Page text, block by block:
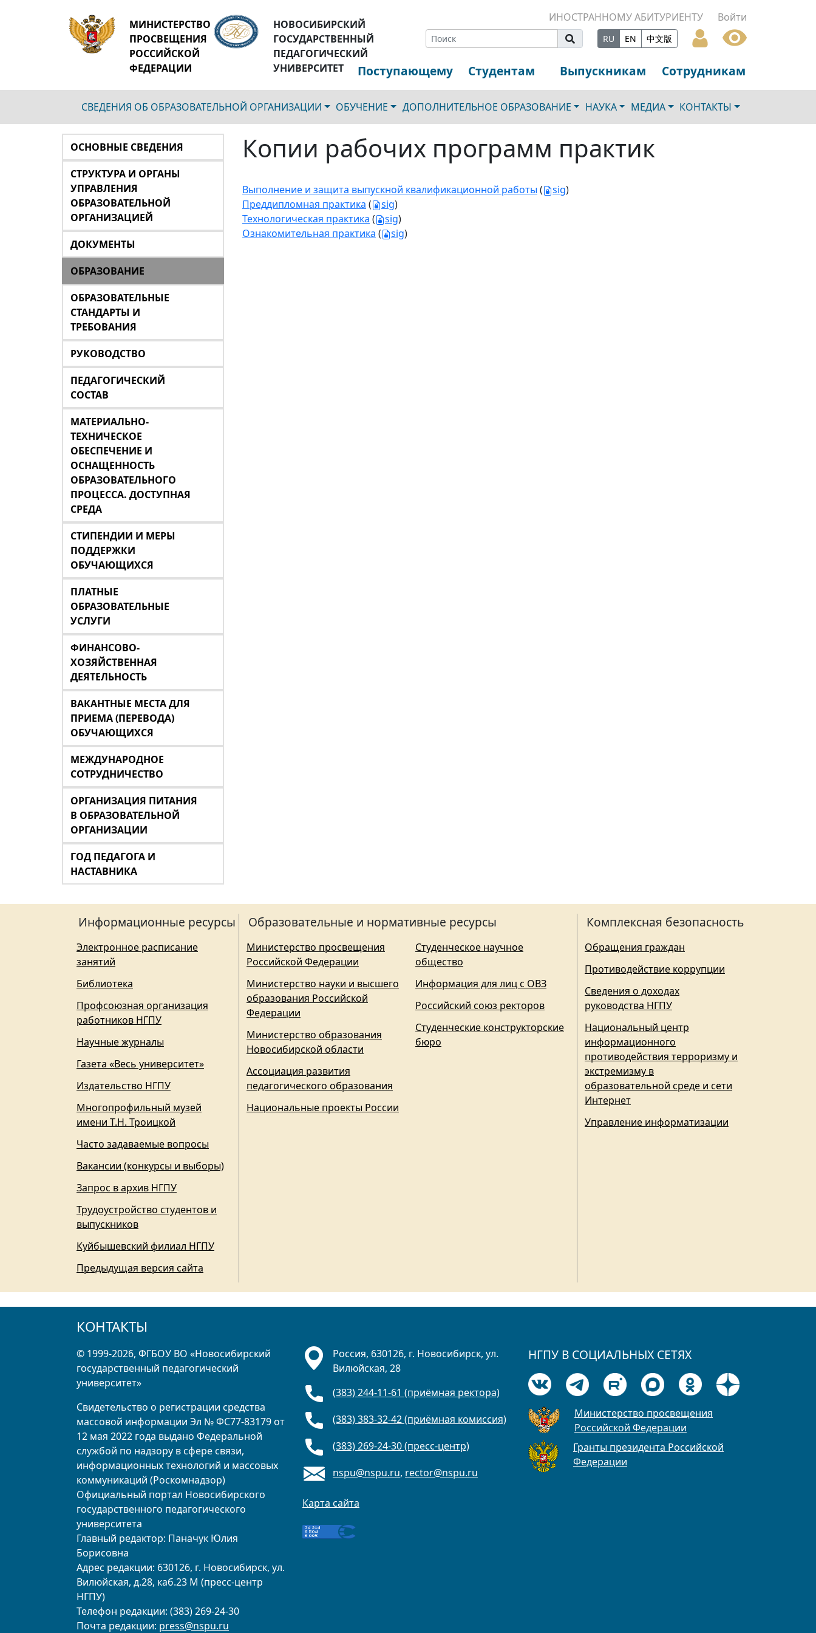
МИНИСТЕРСТВО
ПРОСВЕЩЕНИЯ
РОССИЙСКОЙ
ФЕДЕРАЦИИ
НОВОСИБИРСКИЙ
ГОСУДАРСТВЕННЫЙ
ПЕДАГОГИЧЕСКИЙ
УНИВЕРСИТЕТ
ИНОСТРАННОМУ АБИТУРИЕНТУ Войти
RU EN 中文版
Поступающему Студентам Выпускникам Сотрудникам
СВЕДЕНИЯ ОБ ОБРАЗОВАТЕЛЬНОЙ ОРГАНИЗАЦИИ ОБУЧЕНИЕ ДОПОЛНИТЕЛЬНОЕ ОБРАЗОВАНИЕ НАУКА МЕДИА КОНТАКТЫ
ОСНОВНЫЕ СВЕДЕНИЯ
СТРУКТУРА И ОРГАНЫ
УПРАВЛЕНИЯ
ОБРАЗОВАТЕЛЬНОЙ
ОРГАНИЗАЦИЕЙ
ДОКУМЕНТЫ
ОБРАЗОВАНИЕ
ОБРАЗОВАТЕЛЬНЫЕ
СТАНДАРТЫ И
ТРЕБОВАНИЯ
РУКОВОДСТВО
ПЕДАГОГИЧЕСКИЙ
СОСТАВ
МАТЕРИАЛЬНО-
ТЕХНИЧЕСКОЕ
ОБЕСПЕЧЕНИЕ И
ОСНАЩЕННОСТЬ
ОБРАЗОВАТЕЛЬНОГО
ПРОЦЕССА. ДОСТУПНАЯ
СРЕДА
СТИПЕНДИИ И МЕРЫ
ПОДДЕРЖКИ
ОБУЧАЮЩИХСЯ
ПЛАТНЫЕ
ОБРАЗОВАТЕЛЬНЫЕ
УСЛУГИ
ФИНАНСОВО-
ХОЗЯЙСТВЕННАЯ
ДЕЯТЕЛЬНОСТЬ
ВАКАНТНЫЕ МЕСТА ДЛЯ
ПРИЕМА (ПЕРЕВОДА)
ОБУЧАЮЩИХСЯ
МЕЖДУНАРОДНОЕ
СОТРУДНИЧЕСТВО
ОРГАНИЗАЦИЯ ПИТАНИЯ
В ОБРАЗОВАТЕЛЬНОЙ
ОРГАНИЗАЦИИ
ГОД ПЕДАГОГА И
НАСТАВНИКА
Копии рабочих программ практик
Выполнение и защита выпускной квалификационной работы ( sig)
Преддипломная практика ( sig)
Технологическая практика ( sig)
Ознакомительная практика ( sig)
Информационные ресурсы
Электронное расписание
занятий
Библиотека
Профсоюзная организация
работников НГПУ
Научные журналы
Газета «Весь университет»
Издательство НГПУ
Многопрофильный музей
имени Т.Н. Троицкой
Часто задаваемые вопросы
Вакансии (конкурсы и выборы)
Запрос в архив НГПУ
Трудоустройство студентов и
выпускников
Куйбышевский филиал НГПУ
Предыдущая версия сайта
Образовательные и нормативные ресурсы
Министерство просвещения
Российской Федерации
Министерство науки и высшего
образования Российской
Федерации
Министерство образования
Новосибирской области
Ассоциация развития
педагогического образования
Национальные проекты России
Студенческое научное
общество
Информация для лиц с ОВЗ
Российский союз ректоров
Студенческие конструкторские
бюро
Комплексная безопасность
Обращения граждан
Противодействие коррупции
Сведения о доходах
руководства НГПУ
Национальный центр
информационного
противодействия терроризму и
экстремизму в
образовательной среде и сети
Интернет
Управление информатизации
КОНТАКТЫ
© 1999-2026, ФГБОУ ВО «Новосибирский
государственный педагогический
университет»
Свидетельство о регистрации средства
массовой информации Эл № ФС77-83179 от
12 мая 2022 года выдано Федеральной
службой по надзору в сфере связи,
информационных технологий и массовых
коммуникаций (Роскомнадзор)
Официальный портал Новосибирского
государственного педагогического
университета
Главный редактор: Паначук Юлия
Борисовна
Адрес редакции: 630126, г. Новосибирск, ул.
Вилюйская, д.28, каб.23 М (пресс-центр
НГПУ)
Телефон редакции: (383) 269-24-30
Почта редакции: press@nspu.ru
Россия, 630126, г. Новосибирск, ул.
Вилюйская, 28
(383) 244-11-61 (приёмная ректора)
(383) 383-32-42 (приёмная комиссия)
(383) 269-24-30 (пресс-центр)
nspu@nspu.ru, rector@nspu.ru
Карта сайта
НГПУ В СОЦИАЛЬНЫХ СЕТЯХ
Министерство просвещения
Российской Федерации
Гранты президента Российской
Федерации